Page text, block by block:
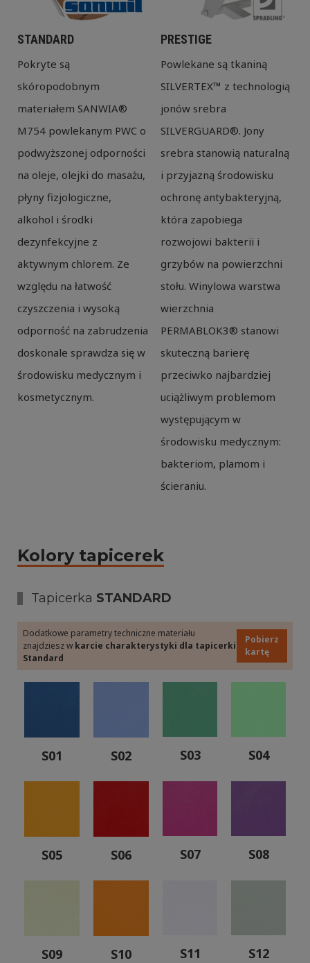
STANDARD
Pokryte są
skóropodobnym
materiałem SANWIA®
M754 powlekanym PWC o
podwyższonej odporności
na oleje, olejki do masażu,
płyny fizjologiczne,
alkohol i środki
dezynfekcyjne z
aktywnym chlorem. Ze
względu na łatwość
czyszczenia i wysoką
odporność na zabrudzenia
doskonale sprawdza się w
środowisku medycznym i
kosmetycznym.
PRESTIGE
Powlekane są tkaniną
SILVERTEX™ z technologią
jonów srebra
SILVERGUARD®. Jony
srebra stanowią naturalną
i przyjazną środowisku
ochronę antybakteryjną,
która zapobiega
rozwojowi bakterii i
grzybów na powierzchni
stołu. Winylowa warstwa
wierzchnia
PERMABLOK3® stanowi
skuteczną barierę
przeciwko najbardziej
uciążliwym problemom
występującym w
środowisku medycznym:
bakteriom, plamom i
ścieraniu.
Kolory tapicerek
Tapicerka STANDARD
Dodatkowe parametry techniczne materiału
znajdziesz w karcie charakterystyki dla tapicerki
Standard
Pobierz
kartę
S01 S02 S03 S04
S05 S06 S07 S08
S09 S10 S11 S12